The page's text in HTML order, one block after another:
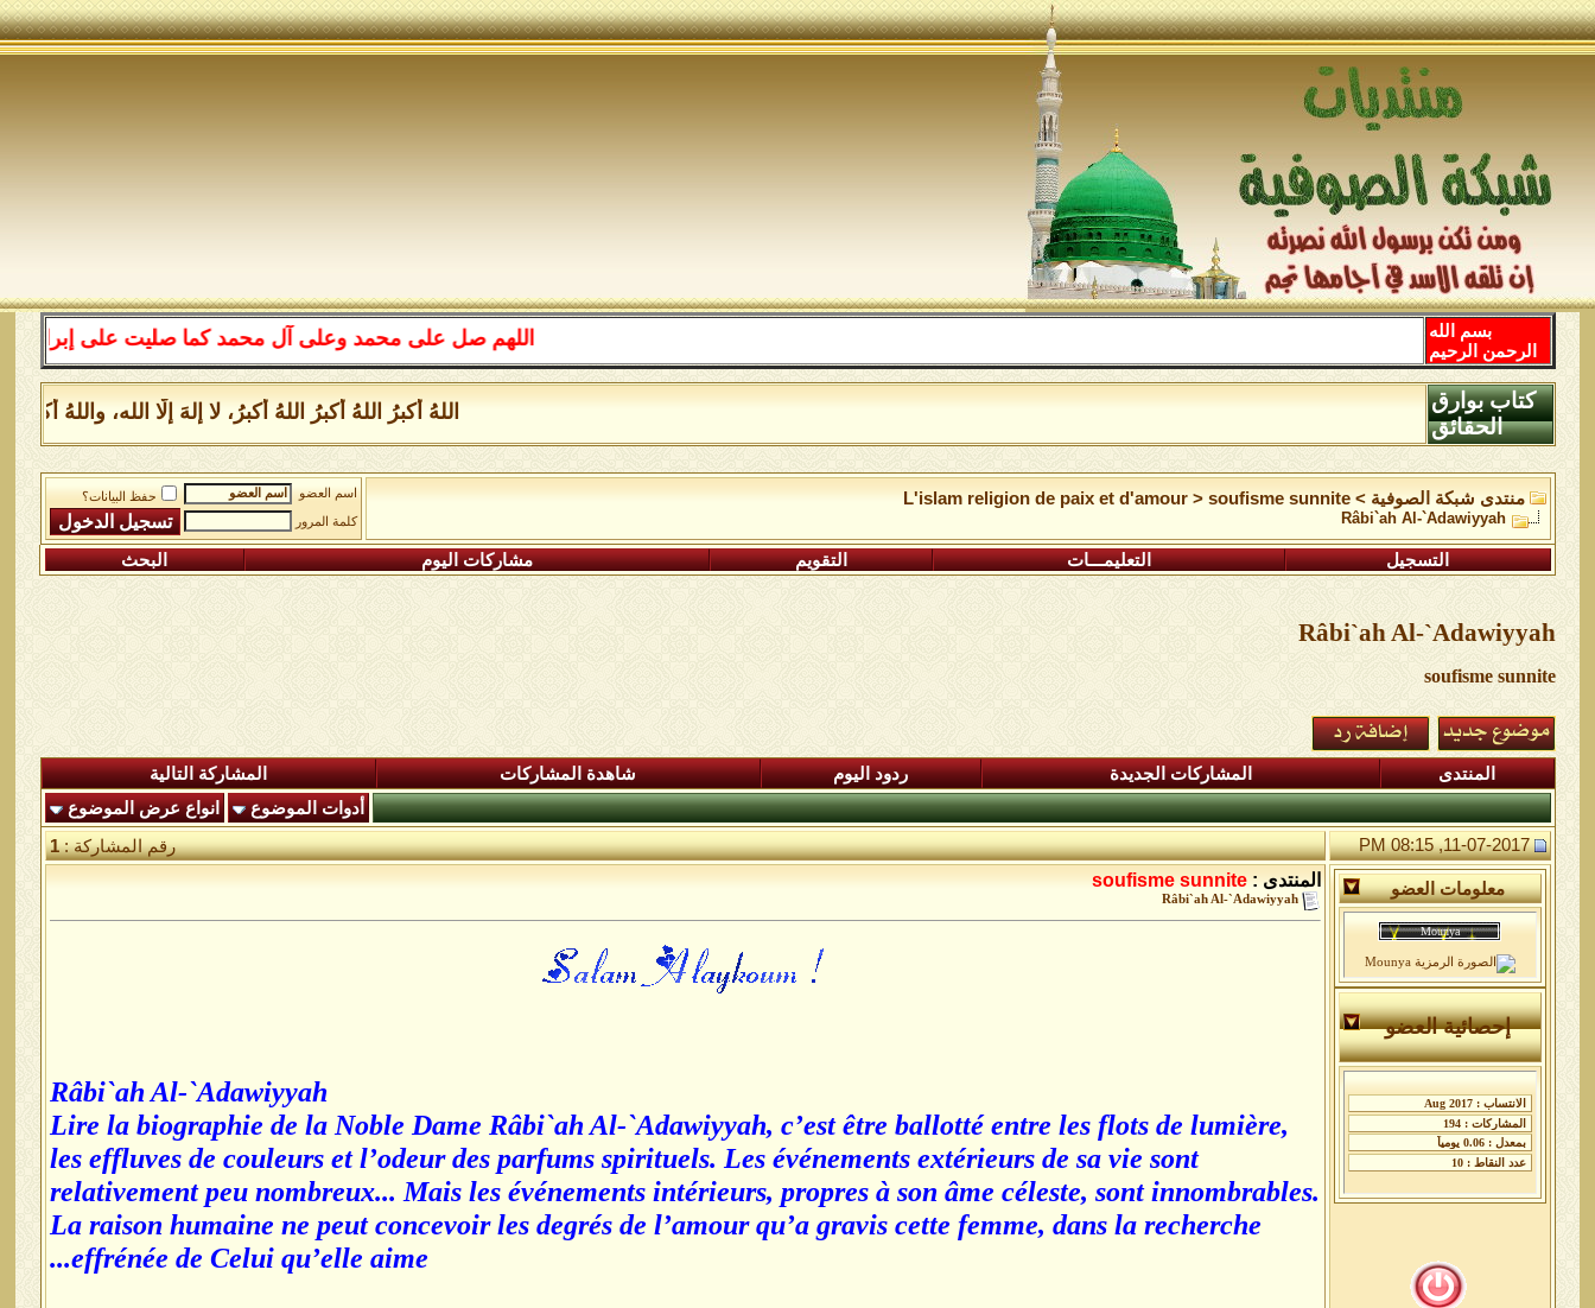
اللهم صل على محمد وعلى آل محمد كما صليت على إبراهيم وعلى آل
بسم الله
الرحمن الرحيم
اللهُ أكبرُ اللهُ أكبرُ اللهُ أكبرُ، لا إلهَ إلَّا الله، واللهُ أكبر
كتاب بوارق
الحقائق
منتدى شبكة الصوفية >
L'islam religion de paix et d'amour > soufisme sunnite
Râbi`ah Al-`Adawiyyah
اسم العضو
حفظ البيانات؟
كلمة المرور
التسجيل التعليمـــات التقويم مشاركات اليوم البحث
Râbi`ah Al-`Adawiyyah
soufisme sunnite
المنتدى المشاركات الجديدة ردود اليوم شاهدة المشاركات
المشاركة التالية
أدوات الموضوع
انواع عرض الموضوع
11-07-2017, 08:15 PM
رقم المشاركة :1
معلومات العضو
إحصائية العضو
المنتدى : soufisme sunnite
Râbi`ah Al-`Adawiyyah
Râbi`ah Al-`Adawiyyah
Lire la biographie de la Noble Dame Râbi`ah Al-`Adawiyyah, c’est être ballotté entre les flots de lumière,
les effluves de couleurs et l’odeur des parfums spirituels. Les événements extérieurs de sa vie sont
relativement peu nombreux... Mais les événements intérieurs, propres à son âme céleste, sont innombrables.
La raison humaine ne peut concevoir les degrés de l’amour qu’a gravis cette femme, dans la recherche
effrénée de Celui qu’elle aime...